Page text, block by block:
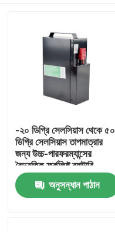
বাড়ি
-২০ ডিগ্রি সেলসিয়াস থেকে ৫০
ডিগ্রি সেলসিয়াস তাপমাত্রার
জন্য উচ্চ-পারফরম্যান্সের
বৈদ্যুতিক ফর্কলিফ্ট ব্যাটারি
অনুসন্ধান পাঠান